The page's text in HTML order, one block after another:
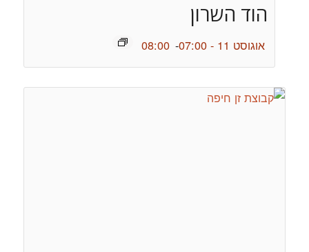
הוד השרון
אוגוסט 11 - 07:00 -
08:00